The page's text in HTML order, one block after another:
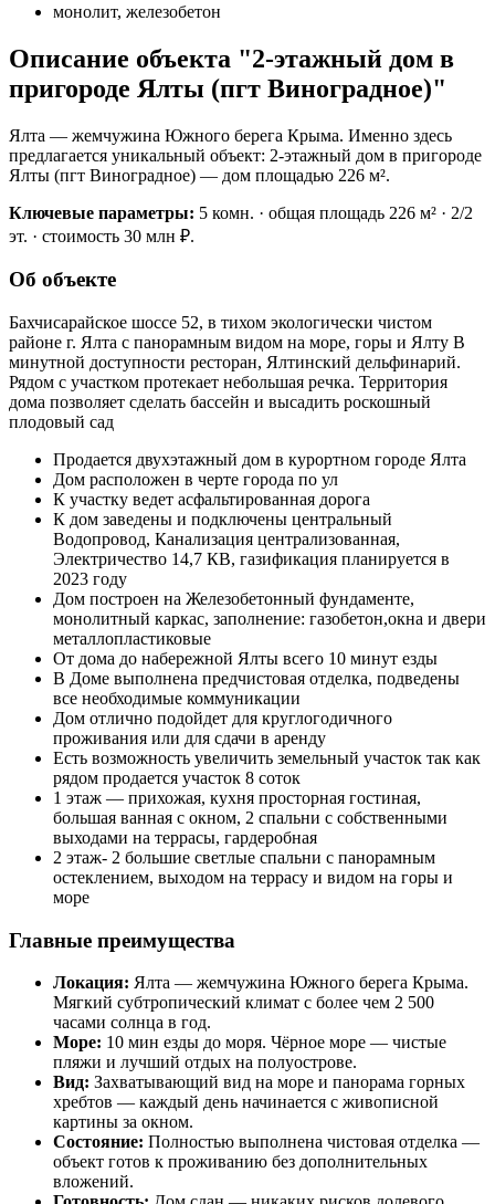
монолит, железобетон
Описание объекта "2-этажный дом в
пригороде Ялты (пгт Виноградное)"
Ялта — жемчужина Южного берега Крыма. Именно здесь
предлагается уникальный объект: 2-этажный дом в пригороде
Ялты (пгт Виноградное) — дом площадью 226 м².
Ключевые параметры: 5 комн. · общая площадь 226 м² · 2/2
эт. · стоимость 30 млн ₽.
Об объекте
Бахчисарайское шоссе 52, в тихом экологически чистом
районе г. Ялта с панорамным видом на море, горы и Ялту В
минутной доступности ресторан, Ялтинский дельфинарий.
Рядом с участком протекает небольшая речка. Территория
дома позволяет сделать бассейн и высадить роскошный
плодовый сад
Продается двухэтажный дом в курортном городе Ялта
Дом расположен в черте города по ул
К участку ведет асфальтированная дорога
К дом заведены и подключены центральный
Водопровод, Канализация централизованная,
Электричество 14,7 КВ, газификация планируется в
2023 году
Дом построен на Железобетонный фундаменте,
монолитный каркас, заполнение: газобетон,окна и двери
металлопластиковые
От дома до набережной Ялты всего 10 минут езды
В Доме выполнена предчистовая отделка, подведены
все необходимые коммуникации
Дом отлично подойдет для круглогодичного
проживания или для сдачи в аренду
Есть возможность увеличить земельный участок так как
рядом продается участок 8 соток
1 этаж — прихожая, кухня просторная гостиная,
большая ванная с окном, 2 спальни с собственными
выходами на террасы, гардеробная
2 этаж- 2 большие светлые спальни с панорамным
остеклением, выходом на террасу и видом на горы и
море
Главные преимущества
Локация: Ялта — жемчужина Южного берега Крыма.
Мягкий субтропический климат с более чем 2 500
часами солнца в год.
Море: 10 мин езды до моря. Чёрное море — чистые
пляжи и лучший отдых на полуострове.
Вид: Захватывающий вид на море и панорама горных
хребтов — каждый день начинается с живописной
картины за окном.
Состояние: Полностью выполнена чистовая отделка —
объект готов к проживанию без дополнительных
вложений.